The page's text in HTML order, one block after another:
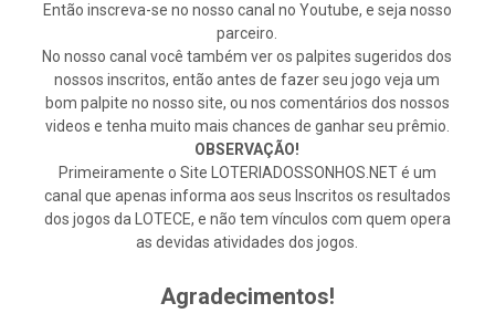
Então inscreva-se no nosso canal no Youtube, e seja nosso
parceiro.
No nosso canal você também ver os palpites sugeridos dos
nossos inscritos, então antes de fazer seu jogo veja um
bom palpite no nosso site, ou nos comentários dos nossos
videos e tenha muito mais chances de ganhar seu prêmio.
OBSERVAÇÃO!
Primeiramente o Site LOTERIADOSSONHOS.NET é um
canal que apenas informa aos seus Inscritos os resultados
dos jogos da LOTECE, e não tem vínculos com quem opera
as devidas atividades dos jogos.
Agradecimentos!